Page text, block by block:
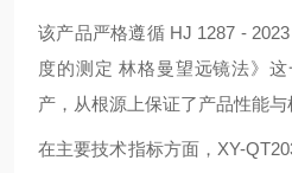
该产品严格遵循 HJ 1287 -
度的测定 林格曼望远镜法》
产，从根源上保证了产品性能与
在主要技术指标方面，XY-